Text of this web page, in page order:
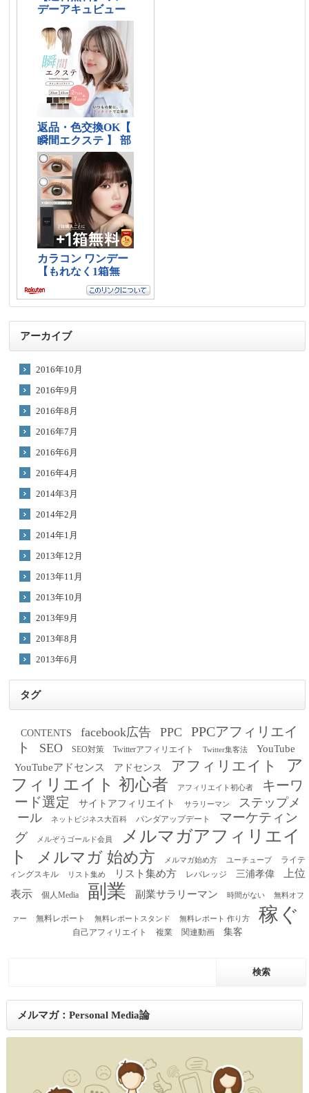
アーカイブ
2016年10月
2016年9月
2016年8月
2016年7月
2016年6月
2016年4月
2014年3月
2014年2月
2014年1月
2013年12月
2013年11月
2013年10月
2013年9月
2013年8月
2013年6月
タグ
CONTENTS facebook広告 PPC
PPCアフィリエイ
ト
SEO SEO対策 Twitterアフィリエイト Twitter集客法
YouTube
YouTubeアドセンス
アドセンス アフィリエイト
ア
フィリエイト 初心者
アフィリエイト初心者
キーワ
ード選定
サイトアフィリエイト サラリーマン
ステップメ
ール
ネットビジネス大百科 パンダアップデート
マーケティン
グ
メルぞうゴールド会員
メルマガアフィリエイ
ト
メルマガ 始め方 メルマガ始め方 ユーチューブ
ライテ
ィングスキル
リスト集め リスト集め方 レバレッジ 三浦孝偉
上位
表示
個人Media 副業 副業サラリーマン 時間がない 無料オフ
ァー 無料レポート 無料レポートスタンド 無料レポート 作り方 稼ぐ
自己アフィリエイト 複業 関連動画 集客
メルマガ：Personal Media論